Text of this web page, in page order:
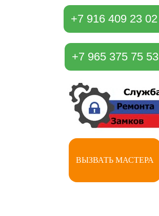
+7 916 409 23 02
+7 965 375 75 53
ВЫЗВАТЬ МАСТЕРА